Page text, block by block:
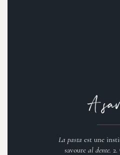
A
La pasta est une
savoure al dente. 2.